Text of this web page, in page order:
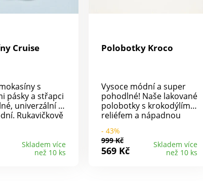
Cruise
s
pásky a střapci
univerzální a
Rukavičkově
patou a
stélkou
komfort při
Skladem více
než 10 ks
Polobotky Kroco
Vysoce módní a super
pohodlné! Naše lakované
polobotky s krokodýlím
reliéfem a nápadnou
elegantní a pohodlné. S
polstrovaným okrajem a
vyjímatelnou stélkou.
- 43%
999 Kč
569 Kč
Skladem více
než 10 ks